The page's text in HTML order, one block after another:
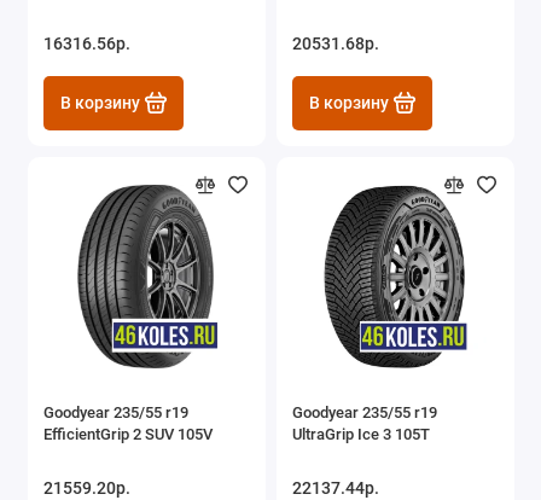
16316.56р.
В корзину
20531.68р.
В корзину
Goodyear 235/55 r19
EfficientGrip 2 SUV 105V
21559.20р.
Goodyear 235/55 r19
UltraGrip Ice 3 105T
22137.44р.